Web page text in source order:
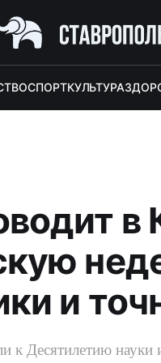
СПОРТКУЛЬТУРА
в
и
к Десятилетию науки